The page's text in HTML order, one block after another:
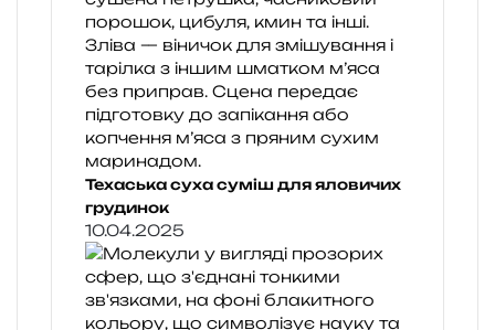
Техаська суха суміш для яловичих
грудинок
10.04.2025